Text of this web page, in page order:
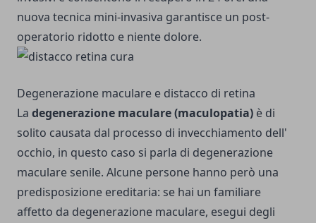
nuova tecnica mini-invasiva garantisce un post-
operatorio ridotto e niente dolore.
Degenerazione maculare e distacco di retina
La degenerazione maculare (maculopatia) è di
solito causata dal processo di invecchiamento dell'
occhio, in questo caso si parla di degenerazione
maculare senile. Alcune persone hanno però una
predisposizione ereditaria: se hai un familiare
affetto da degenerazione maculare, esegui degli